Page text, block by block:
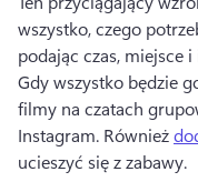
wszystko, czego
Gdy wszystko będzie
filmy na czatach
Instagram. Również
ucieszyć się z zabawy.